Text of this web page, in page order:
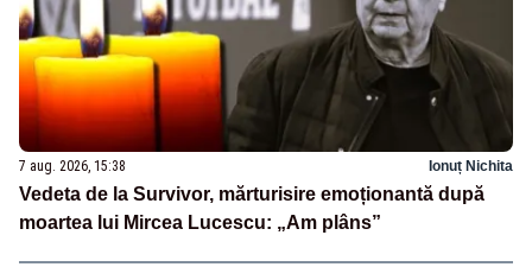
7 aug. 2026, 15:38 Ionuț Nichita
Vedeta de la Survivor, mărturisire emoționantă după
moartea lui Mircea Lucescu: „Am plâns”